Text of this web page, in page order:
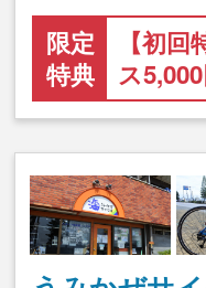
限定
特典
【初
ス